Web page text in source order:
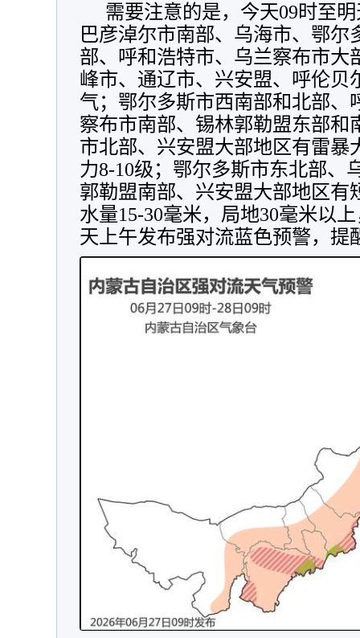
需要注意的是，今天09时至
巴彦淖尔市南部、乌海市、鄂
部、呼和浩特市、乌兰察布市大
峰市、通辽市、兴安盟、呼伦贝
气；鄂尔多斯市西南部和北部、
察布市南部、锡林郭勒盟东部和
市北部、兴安盟大部地区有雷暴
力8-10级；鄂尔多斯市东北部、
郭勒盟南部、兴安盟大部地区有
水量15-30毫米，局地30毫米以
天上午发布强对流蓝色预警，提